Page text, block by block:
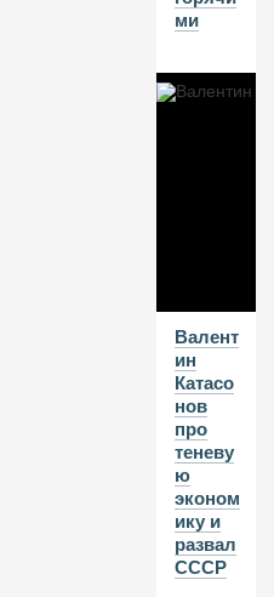
ми
Валент
ин
Катасо
нов
про
теневу
ю
эконом
ику и
развал
СССР